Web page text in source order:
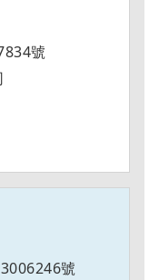
號
號